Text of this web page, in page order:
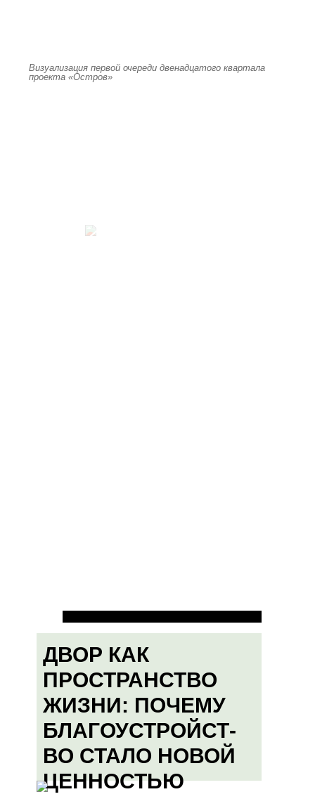
Визуализация первой очереди двенадцатого квартала
проекта «Остров»
ДВОР КАК
ПРОСТРАНСТВО
ЖИЗНИ: ПОЧЕМУ
БЛАГОУСТРОЙСТ-
ВО СТАЛО НОВОЙ
ЦЕННОСТЬЮ